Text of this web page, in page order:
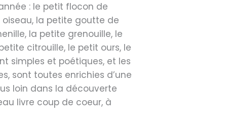
: le petit flocon de
la petite goutte de
la petite grenouille, le
citrouille, le petit ours, le
simples et poétiques, et les
sont toutes enrichies d’une
loin dans la découverte
livre coup de coeur, à